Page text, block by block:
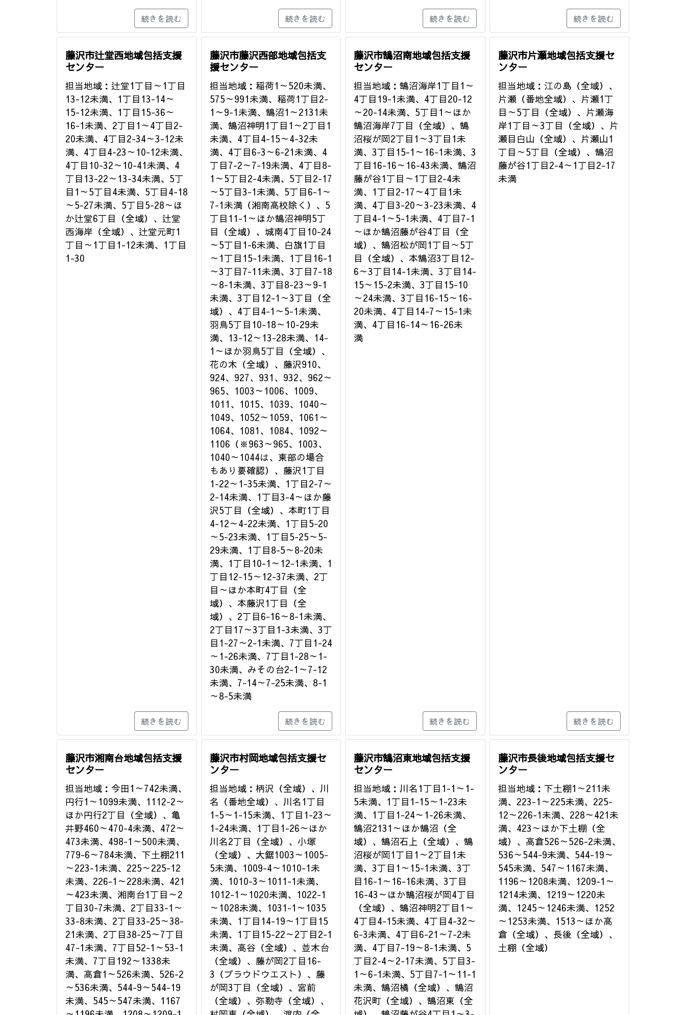
続きを読む 続きを読む 続きを読む 続きを読む
藤沢市辻堂西地域包括支援
センター
担当地域：辻堂1丁目～1丁目
13-12未満、1丁目13-14～
15-12未満、1丁目15-36～
16-1未満、2丁目1～4丁目2-
20未満、4丁目2-34～3-12未
満、4丁目4-23～10-12未満、
4丁目10-32～10-41未満、4
丁目13-22～13-34未満、5丁
目1～5丁目4未満、5丁目4-18
～5-27未満、5丁目5-28～ほ
か辻堂6丁目（全域）、辻堂
西海岸（全域）、辻堂元町1
丁目～1丁目1-12未満、1丁目
1-30
続きを読む
藤沢市藤沢西部地域包括支
援センター
担当地域：稲荷1～520未満、
575～991未満、稲荷1丁目2-
1～9-1未満、鵠沼1～2131未
満、鵠沼神明1丁目1～2丁目1
未満、4丁目4-15～4-32未
満、4丁目6-3～6-21未満、4
丁目7-2～7-19未満、4丁目8-
1～5丁目2-4未満、5丁目2-17
～5丁目3-1未満、5丁目6-1～
7-1未満（湘南高校除く）、5
丁目11-1～ほか鵠沼神明5丁
目（全域）、城南4丁目10-24
～5丁目1-6未満、白旗1丁目
～1丁目15-1未満、1丁目16-1
～3丁目7-11未満、3丁目7-18
～8-1未満、3丁目8-23～9-1
未満、3丁目12-1～3丁目（全
域）、4丁目4-1～5-1未満、
羽鳥5丁目10-18～10-29未
満、13-12～13-28未満、14-
1～ほか羽鳥5丁目（全域）、
花の木（全域）、藤沢910、
924、927、931、932、962～
965、1003～1006、1009、
1011、1015、1039、1040～
1049、1052～1059、1061～
1064、1081、1084、1092～
1106（※963～965、1003、
1040～1044は、東部の場合
もあり要確認）、藤沢1丁目
1-22～1-35未満、1丁目2-7～
2-14未満、1丁目3-4～ほか藤
沢5丁目（全域）、本町1丁目
4-12～4-22未満、1丁目5-20
～5-23未満、1丁目5-25～5-
29未満、1丁目8-5～8-20未
満、1丁目10-1～12-1未満、1
丁目12-15～12-37未満、2丁
目～ほか本町4丁目（全
域）、本藤沢1丁目（全
域）、2丁目6-16～8-1未満、
2丁目17～3丁目1-3未満、3丁
目1-27～2-1未満、7丁目1-24
～1-26未満、7丁目1-28～1-
30未満、みその台2-1～7-12
未満、7-14～7-25未満、8-1
～8-5未満
続きを読む
藤沢市鵠沼南地域包括支援
センター
担当地域：鵠沼海岸1丁目1～
4丁目19-1未満、4丁目20-12
～20-14未満、5丁目1～ほか
鵠沼海岸7丁目（全域）、鵠
沼桜が岡2丁目1～3丁目1未
満、3丁目15-1～16-1未満、3
丁目16-16～16-43未満、鵠沼
藤が谷1丁目～1丁目2-4未
満、1丁目2-17～4丁目1未
満、4丁目3-20～3-23未満、4
丁目4-1～5-1未満、4丁目7-1
～ほか鵠沼藤が谷4丁目（全
域）、鵠沼松が岡1丁目～5丁
目（全域）、本鵠沼3丁目12-
6～3丁目14-1未満、3丁目14-
15～15-2未満、3丁目15-10
～24未満、3丁目16-15～16-
20未満、4丁目14-7～15-1未
満、4丁目16-14～16-26未
満
続きを読む
藤沢市片瀬地域包括支援セ
ンター
担当地域：江の島（全域）、
片瀬（番地全域）、片瀬1丁
目～5丁目（全域）、片瀬海
岸1丁目～3丁目（全域）、片
瀬目白山（全域）、片瀬山1
丁目～5丁目（全域）、鵠沼
藤が谷1丁目2-4～1丁目2-17
未満
続きを読む
藤沢市湘南台地域包括支援
センター
担当地域：今田1～742未満、
円行1～1099未満、1112-2～
ほか円行2丁目（全域）、亀
井野460～470-4未満、472～
473未満、498-1～500未満、
779-6～784未満、下土棚211
～223-1未満、225～225-12
未満、226-1～228未満、421
～423未満、湘南台1丁目～2
丁目30-7未満、2丁目33-1～
33-8未満、2丁目33-25～38-
21未満、2丁目38-25～7丁目
47-1未満、7丁目52-1～53-1
未満、7丁目192～1338未
満、高倉1～526未満、526-2
～536未満、544-9～544-19
未満、545～547未満、1167
藤沢市村岡地域包括支援セ
ンター
担当地域：柄沢（全域）、川
名（番地全域）、川名1丁目
1-5～1-15未満、1丁目1-23～
1-24未満、1丁目1-26～ほか
川名2丁目（全域）、小塚
（全域）、大鋸1003～1005-
5未満、1009-4～1010-1未
満、1010-3～1011-1未満、
1012-1～1020未満、1022-1
～1028未満、1031-1～1035
未満、1丁目14-19～1丁目15
未満、1丁目15-22～2丁目2-1
未満、高谷（全域）、並木台
（全域）、藤が岡2丁目16-
3（プラウドウエスト）、藤
が岡3丁目（全域）、宮前
（全域）、弥勒寺（全域）、
藤沢市鵠沼東地域包括支援
センター
担当地域：川名1丁目1-1～1-
5未満、1丁目1-15～1-23未
満、1丁目1-24～1-26未満、
鵠沼2131～ほか鵠沼（全
域）、鵠沼石上（全域）、鵠
沼桜が岡1丁目1～2丁目1未
満、3丁目1～15-1未満、3丁
目16-1～16-16未満、3丁目
16-43～ほか鵠沼桜が岡4丁目
（全域）、鵠沼神明2丁目1～
4丁目4-15未満、4丁目4-32～
6-3未満、4丁目6-21～7-2未
満、4丁目7-19～8-1未満、5
丁目2-4～2-17未満、5丁目3-
1～6-1未満、5丁目7-1～11-1
未満、鵠沼橘（全域）、鵠沼
花沢町（全域）、鵠沼東（全
藤沢市長後地域包括支援セ
ンター
担当地域：下土棚1～211未
満、223-1～225未満、225-
12～226-1未満、228～421未
満、423～ほか下土棚（全
域）、高倉526～526-2未満、
536～544-9未満、544-19～
545未満、547～1167未満、
1196～1208未満、1209-1～
1214未満、1219～1220未
満、1245～1246未満、1252
～1253未満、1513～ほか高
倉（全域）、長後（全域）、
土棚（全域）